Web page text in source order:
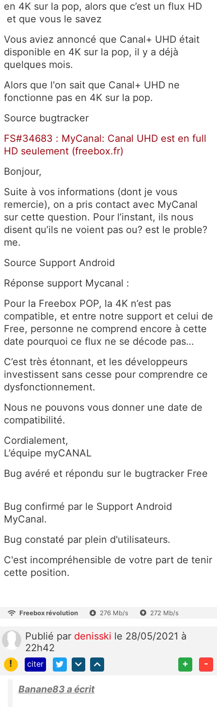
en 4K sur la pop, alors que c’est un flux HD
et que vous le savez
Vous aviez annoncé que Canal+ UHD était
disponible en 4K sur la pop, il y a déjà
quelques mois.
Alors que l'on sait que Canal+ UHD ne
fonctionne pas en 4K sur la pop.
Source bugtracker
FS#34683 : MyCanal: Canal UHD est en full
HD seulement (freebox.fr)
Bonjour,
Suite à vos informations (dont je vous
remercie), on a pris contact avec MyCanal
sur cette question. Pour l’instant, ils nous
disent qu’ils ne voient pas ou? est le proble?
me.
Source Support Android
Réponse support Mycanal :
Pour la Freebox POP, la 4K n’est pas
compatible, et entre notre support et celui de
Free, personne ne comprend encore à cette
date pourquoi ce flux ne se décode pas…
C’est très étonnant, et les développeurs
investissent sans cesse pour comprendre ce
dysfonctionnement.
Nous ne pouvons vous donner une date de
compatibilité.
Cordialement,
L’équipe myCANAL
Bug avéré et répondu sur le bugtracker Free
Bug confirmé par le Support Android
MyCanal.
Bug constaté par plein d'utilisateurs.
C'est incompréhensible de votre part de tenir
cette position.
Freebox révolution 276 Mb/s 272 Mb/s
Publié par denisski le 28/05/2021 à
22h42
!
citer + -
Banane83 a écrit